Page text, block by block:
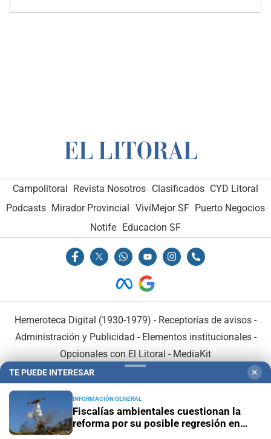
Campolitoral Revista Nosotros Clasificados CYD Litoral
Podcasts Mirador Provincial VivíMejor SF Puerto Negocios
Notife Educacion SF
Hemeroteca Digital (1930-1979) - Receptorías de avisos -
Administración y Publicidad - Elementos institucionales-
Opcionales con El Litoral - MediaKit
TE PUEDE INTERESAR ✕
INFORMACIÓN GENERAL
Fiscalías ambientales cuestionan la
reforma por su posible regresión en